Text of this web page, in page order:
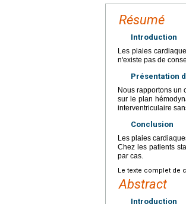
Résumé
Introduction
Les plaies
n'existe pas de
Présentation
Nous rapportons un
sur le plan
interventriculaire
Conclusion
Les plaies
Chez les patients
par cas.
Le texte complet de
Abstract
Introduction